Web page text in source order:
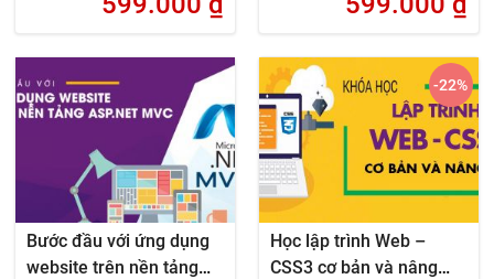
Bước đầu với ứng dụng
website trên nền tảng
Học lập trình Web –
CSS3 cơ bản và nâng
-22%